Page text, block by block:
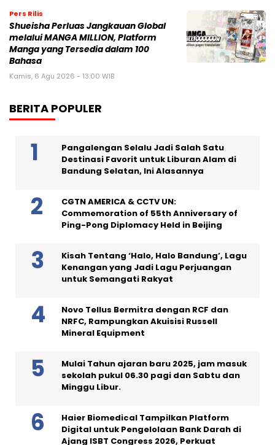
Pers Rilis
Shueisha Perluas Jangkauan Global
melalui MANGA MILLION, Platform
Manga yang Tersedia dalam 100
Bahasa
Kamis, 6 Agu 2026 - 13:00 WIB
BERITA POPULER
Pangalengan Selalu Jadi Salah Satu
Destinasi Favorit untuk Liburan Alam di
Bandung Selatan, Ini Alasannya
CGTN AMERICA & CCTV UN:
Commemoration of 55th Anniversary of
Ping-Pong Diplomacy Held in Beijing
Kisah Tentang ‘Halo, Halo Bandung’, Lagu
Kenangan yang Jadi Lagu Perjuangan
untuk Semangati Rakyat
Novo Tellus Bermitra dengan RCF dan
NRFC, Rampungkan Akuisisi Russell
Mineral Equipment
Mulai Tahun ajaran baru 2025, jam masuk
sekolah pukul 06.30 pagi dan Sabtu dan
Minggu Libur.
Haier Biomedical Tampilkan Platform
Digital untuk Pengelolaan Bank Darah di
Ajang ISBT Congress 2026, Perkuat